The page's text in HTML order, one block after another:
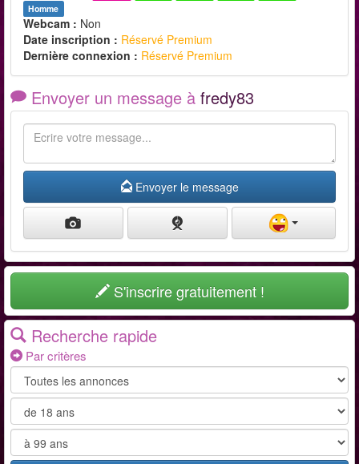
Homme
Webcam : Non
Date inscription : Réservé Premium
Dernière connexion : Réservé Premium
Envoyer un message à fredy83
Envoyer le message
S'inscrire gratuitement !
Recherche rapide
Par critères